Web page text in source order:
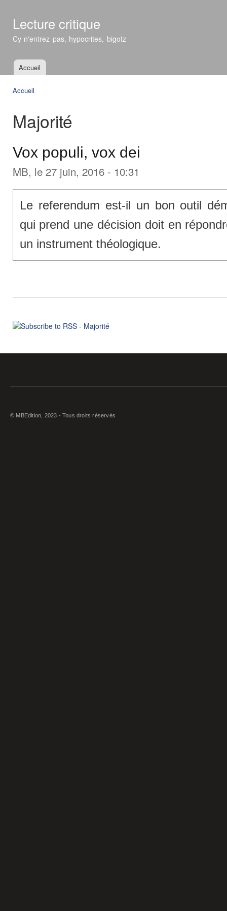
Lecture critique
Cy n'entrez pas, hypocrites, bigotz
Menu principal
Accueil
Accueil
Majorité
Vox populi, vox dei
MB, le 27 juin, 2016 - 10:31
Le referendum est-il un bon outil
qui prend une décision doit en
un instrument théologique.
© MBEdition, 2023 - Tous droits réservés